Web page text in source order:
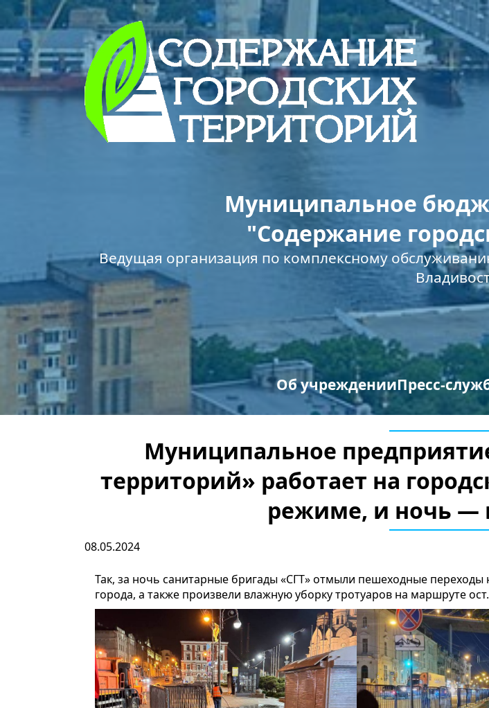
Муниципальное
"Содержание
Ведущая организация по комплексному
Об учрежденииПресс-
Муниципальное
территорий» работает на
режиме, и ночь —
08.05.2024
Так, за ночь санитарные бригады «СГТ» отмыли пешеходные переходы
города, а также произвели влажную уборку тротуаров на маршруте